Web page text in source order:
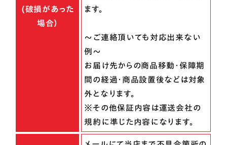
(破損があった
場合）
ます。
～ご連絡頂いても対応出来ない
例～
お届け先からの商品移動・保障期
間の経過・商品設置後などは対象
外となります。
※その他保証内容は運送会社の
規約に準じた内容になります。